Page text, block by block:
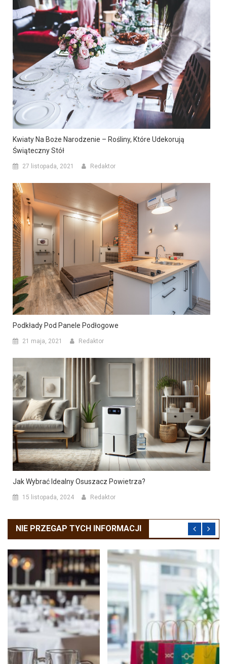
Kwiaty Na Boże Narodzenie – Rośliny, Które Udekorują
Świąteczny Stół
27 listopada, 2021 Redaktor
Podkłady Pod Panele Podłogowe
21 maja, 2021 Redaktor
Jak Wybrać Idealny Osuszacz Powietrza?
15 listopada, 2024 Redaktor
NIE PRZEGAP TYCH INFORMACJI